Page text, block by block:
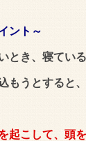
ント～
とき、寝てい
もうとすると
を起こして、頭